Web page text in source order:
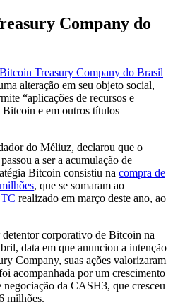
Company do
Treasury Company do Brasil
alteração em seu objeto social,
“aplicações de recursos e
Bitcoin e em outros títulos
do Méliuz, declarou que o
a ser a acumulação de
Bitcoin consistiu na compra de
, que se somaram ao
realizado em março deste ano, ao
corporativo de Bitcoin na
data em que anunciou a intenção
Company, suas ações valorizaram
acompanhada por um crescimento
da CASH3, que cresceu
milhões.